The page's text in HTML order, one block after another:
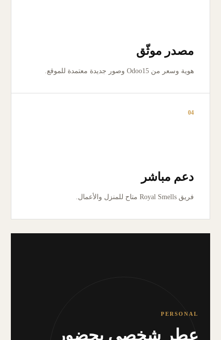
مصدر موثّق
هوية وسعر من Odoo15 وصور جديدة معتمدة للموقع.
04
دعم مباشر
فريق Royal Smells متاح للمنزل والأعمال.
PERSONAL
عطر شخصي بحضور